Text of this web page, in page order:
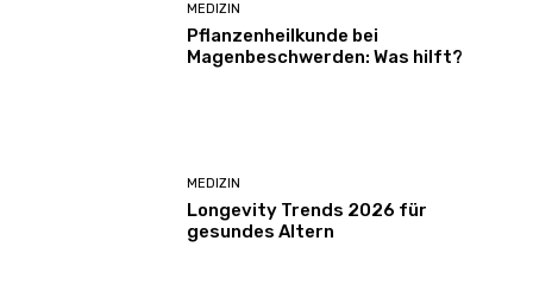
MEDIZIN
Pflanzenheilkunde bei
Magenbeschwerden: Was hilft?
MEDIZIN
Longevity Trends 2026 für
gesundes Altern